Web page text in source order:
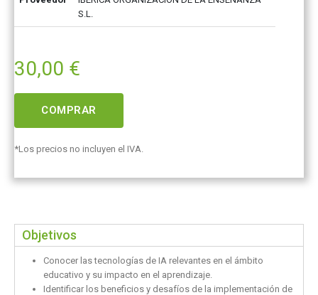
S.L.
30,00 €
COMPRAR
*Los precios no incluyen el IVA.
Objetivos
Conocer las tecnologías de IA relevantes en el ámbito
educativo y su impacto en el aprendizaje.
Identificar los beneficios y desafíos de la implementación de